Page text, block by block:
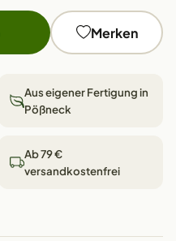
Merken
Aus eigener Fertigung in
Pößneck
Ab 79 €
versandkostenfrei